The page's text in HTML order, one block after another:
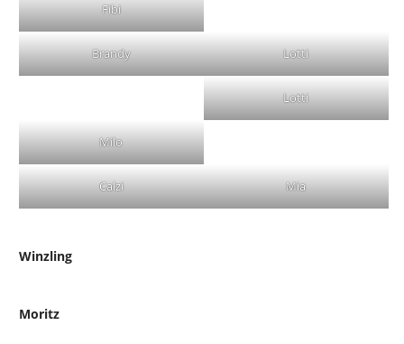
Fibi
Brandy Lotti
Lotti
Milo
Calzi Mia
Winzling
Moritz